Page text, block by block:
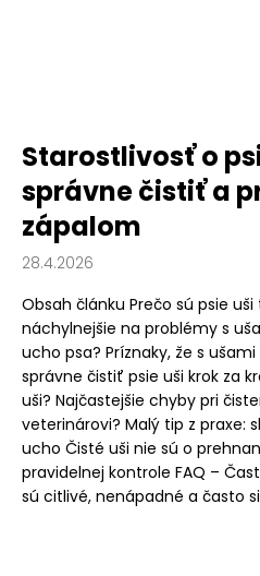
Starostlivosť o
správne čistiť a
zápalom
28.4.2026
Obsah článku Prečo sú psie
náchylnejšie na problémy s
ucho psa? Príznaky, že s
správne čistiť psie uši krok za
uši? Najčastejšie chyby pri
veterinárovi? Malý tip z praxe:
ucho Čisté uši nie sú o
pravidelnej kontrole FAQ –
sú citlivé, nenápadné a často si